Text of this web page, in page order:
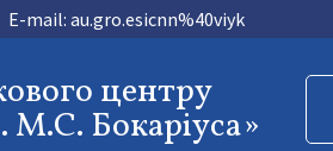
E-mail: au.gro.esicnn%40viyk
центру
М.С. Бокаріуса»